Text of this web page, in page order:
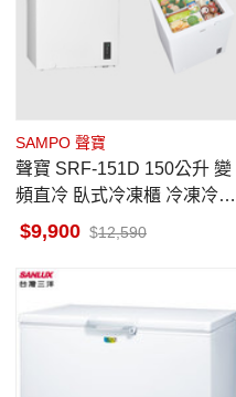
SAMPO 聲寶
聲寶 SRF-151D 150公升 變
頻直冷 臥式冷凍櫃 冷凍冷藏
功能切換 急速冷凍 3段溫控
9,900 12,590